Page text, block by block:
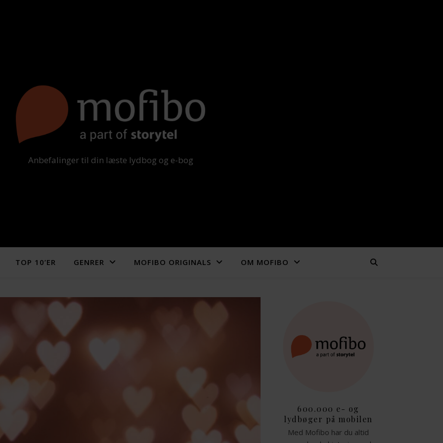
Anbefalinger til din læste lydbog og e-bog
TOP 10’ER GENRER MOFIBO ORIGINALS OM MOFIBO
600.000 e- og
lydbøger på mobilen
Med Mofibo har du altid